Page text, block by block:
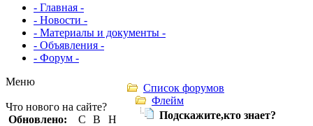
- Главная -
- Новости -
- Материалы и документы -
- Объявления -
- Форум -
Меню
Что нового на сайте?
Обновлено:
С В
Н
Список форумов
Флейм
Подскажите,кто знает?